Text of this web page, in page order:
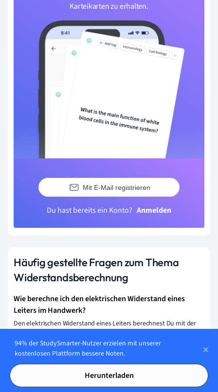
Karteikarten zu erhalten.
Mit E-Mail registrieren
Du hast bereits ein Konto? Anmelden
Häufig gestellte Fragen zum Thema
Widerstandsberechnung
Wie berechne ich den elektrischen Widerstand eines
Leiters im Handwerk?
Den elektrischen Widerstand eines Leiters berechnest Du mit der
Widerstand des Materials, L die Länge des Leiters und A die
Querschnittsfläche ist.
Was sind die wichtigsten Faktoren, die den Widerstand
eines Materials in der Produktion beeinflussen?
94% der StudySmarter-Nutzer erzielen mit unserer
kostenlosen Plattform bessere Noten.
Herunterladen